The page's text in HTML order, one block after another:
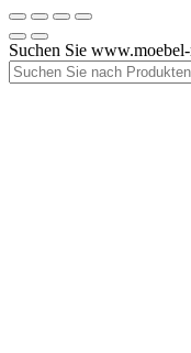
Suchen Sie